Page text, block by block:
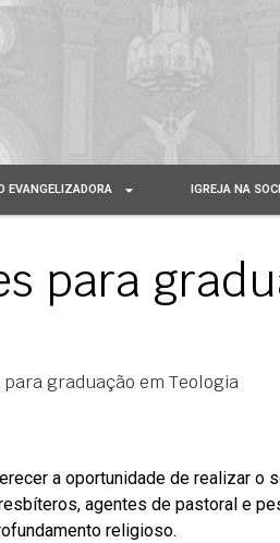
EVANGELIZADORA IGREJA NA
para
para graduação em Teologia
a oportunidade de realizar o
agentes de pastoral e
religioso.